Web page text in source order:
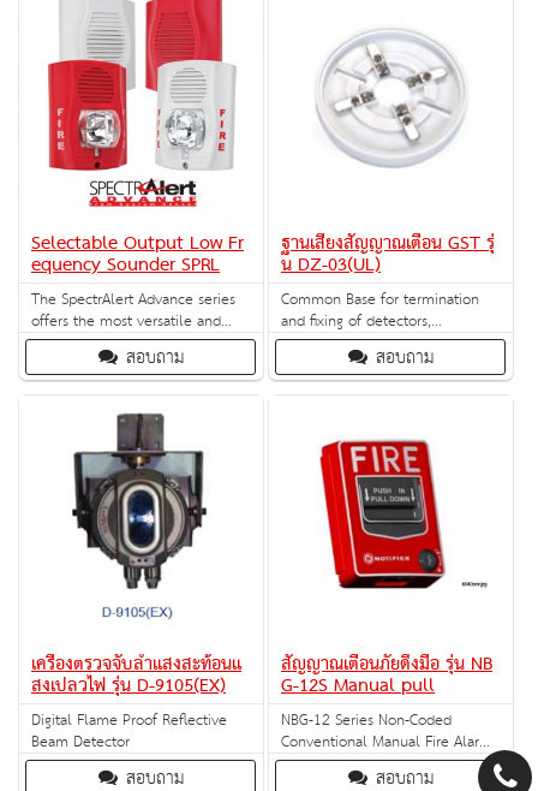
Selectable Output Low Fr
equency Sounder SPRL
The SpectrAlert Advance series
offers the most versatile and
easy-to-use line of low
frequency sounder and low
frequency sounder strobes in the
สอบถาม
ฐานเสียงสัญญาณเตือน GST รุ่
น DZ-03(UL)
Common Base for termination
and fixing of detectors,
compatible for I-9102(UL), C-
9102(UL), I-9103(UL) & C-
9103(UL)
สอบถาม
เครื่องตรวจจับลำแสงสะท้อนแ
สงเปลวไฟ รุ่น D-9105(EX)
Digital Flame Proof Reflective
Beam Detector
สอบถาม
สัญญาณเตือนภัยดึงมือ รุ่น NB
G-12S Manual pull
NBG-12 Series Non-Coded
Conventional Manual Fire Alarm
Pull Stations สอบถาม